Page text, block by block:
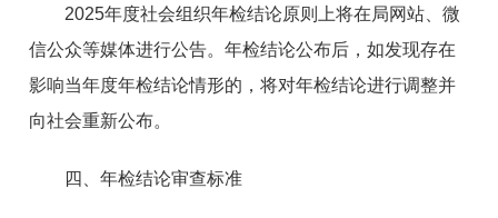
2025年度社会组织年检结论原则上将在局网站、微
信公众等媒体进行公告。年检结论公布后，如发现存在
影响当年度年检结论情形的，将对年检结论进行调整并
向社会重新公布。
四、年检结论审查标准